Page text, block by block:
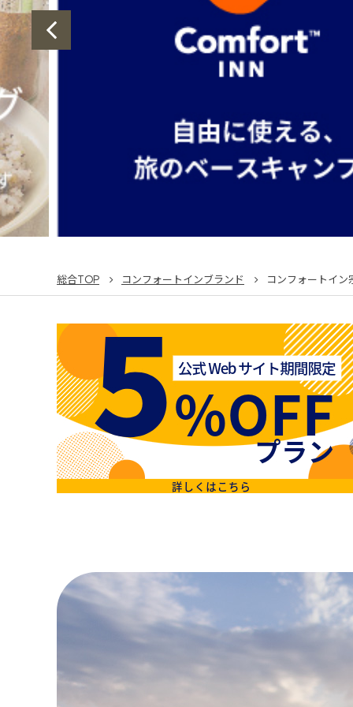
総合TOP コンフォートインブランド コンフォートイン